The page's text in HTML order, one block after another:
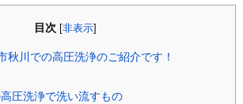
目次 [非表示
秋川での高圧洗浄のご紹介です！
圧洗浄で洗い流すもの